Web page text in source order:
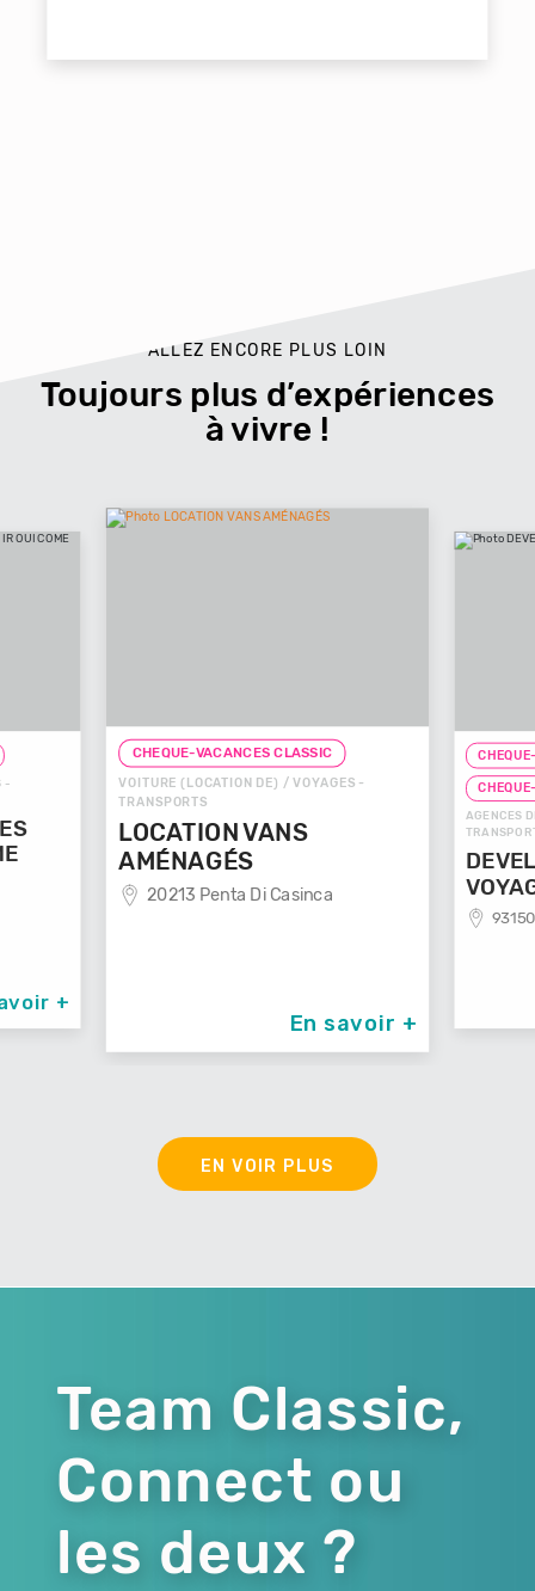
ALLEZ ENCORE PLUS LOIN
Toujours plus d’expériences
à vivre !
CHEQUE-VACANCES CLASSIC
VOITURE (LOCATION DE) / VOYAGES -
LOCATION VANS
AMÉNAGÉS
20213 Penta Di Casinca
En savoir +
CHEQUE-VACANCES
CHEQUE-VACANCES
AGENCES DE VOYAGES /
VOYAGES
93150 Le Blanc
EN VOIR PLUS
Team Classic,
Connect ou
les deux ?